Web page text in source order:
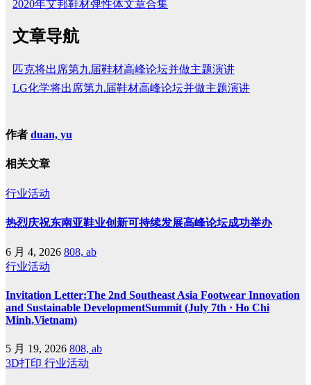
2020年艾邦鞋材弹性体文章合集
文章导航
匹克将出席第九届鞋材高峰论坛并做主题演讲
LG化学将出席第九届鞋材高峰论坛并做主题演讲
作者 duan, yu
相关文章
行业活动
热烈庆祝东南亚鞋业创新可持续发展高峰论坛成功举办
6 月 4, 2026 808, ab
行业活动
Invitation Letter:The 2nd Southeast Asia Footwear Innovation
and Sustainable DevelopmentSummit (July 7th · Ho Chi
Minh,Vietnam)
5 月 19, 2026 808, ab
3D打印 行业活动